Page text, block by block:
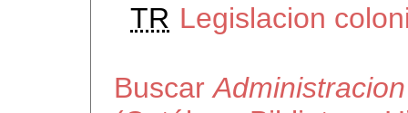
TR Legislacion
Buscar